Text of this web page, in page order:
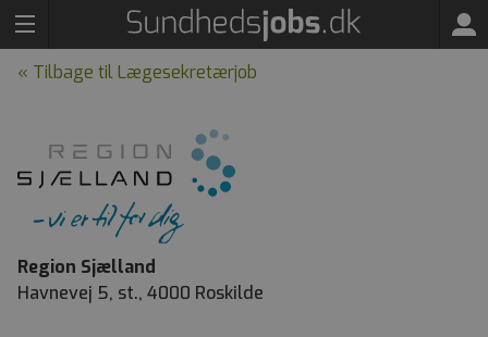
« Tilbage til Lægesekretærjob
Region Sjælland
Havnevej 5, st., 4000 Roskilde